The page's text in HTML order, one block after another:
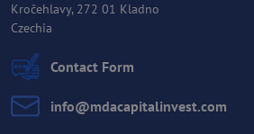
Kročehlavy, 272 01 Kladno
Czechia
Contact Form
info​@mdacapitalinvest​.com